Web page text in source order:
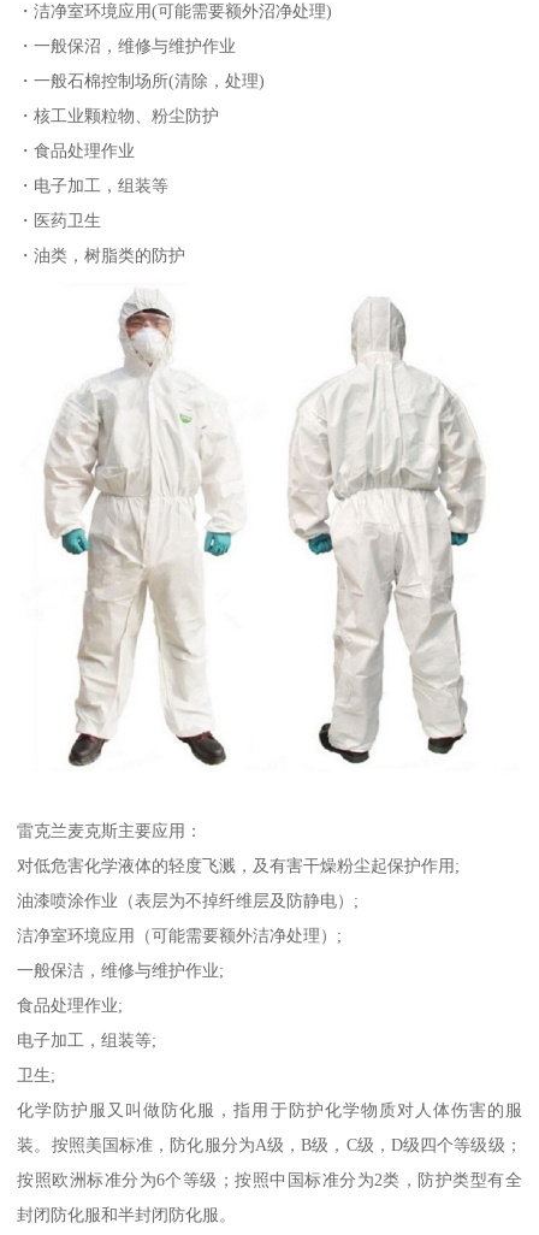
・洁净室环境应用(可能需要额外沼净处理)
・一般保沼，维修与维护作业
・一般石棉控制场所(清除，处理)
・核工业颗粒物、粉尘防护
・食品处理作业
・电子加工，组装等
・医药卫生
・油类，树脂类的防护
雷克兰麦克斯主要应用：
对低危害化学液体的轻度飞溅，及有害干燥粉尘起保护作用;
油漆喷涂作业（表层为不掉纤维层及防静电）;
洁净室环境应用（可能需要额外洁净处理）;
一般保洁，维修与维护作业;
食品处理作业;
电子加工，组装等;
卫生;
化学防护服又叫做防化服，指用于防护化学物质对人体伤害的服
装。按照美国标准，防化服分为A级，B级，C级，D级四个等级级；
按照欧洲标准分为6个等级；按照中国标准分为2类，防护类型有全
封闭防化服和半封闭防化服。